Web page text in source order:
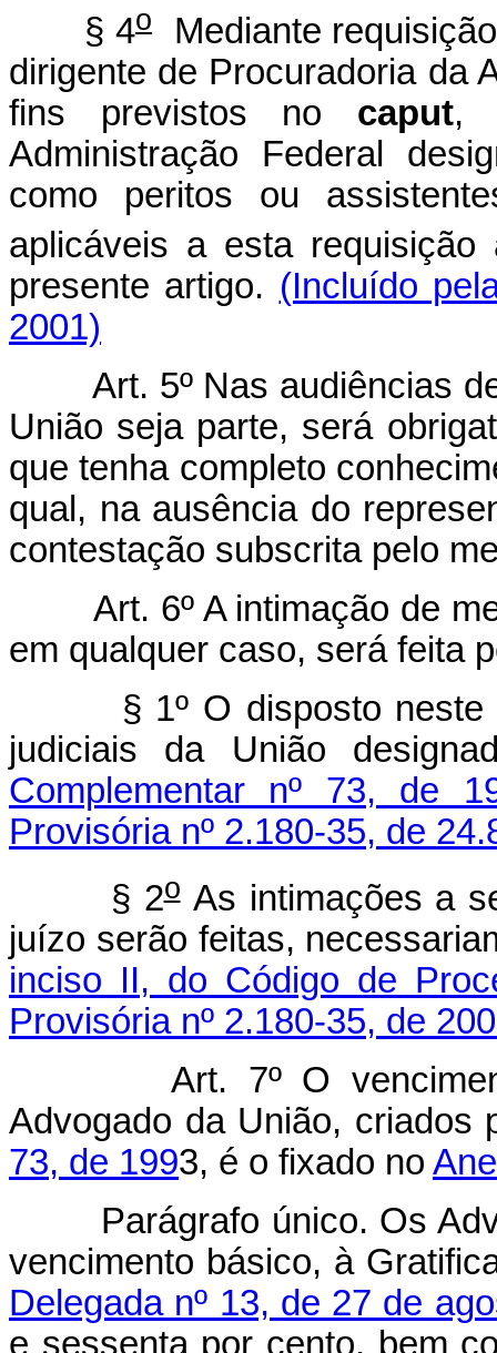
§ 4o
Mediante
dirigente de Procuradoria da
fins previstos no caput,
Administração Federal
como peritos ou
aplicáveis a esta
presente artigo. (Incluído
2001)
Art. 5º Nas audiências de
União seja parte, será
que tenha completo
qual, na ausência do
contestação subscrita pelo
Art. 6º A intimação de
em qualquer caso, será feita
§ 1º O disposto neste
judiciais da União
Complementar nº 73, de
Provisória nº 2.180-35, de
§ 2o As intimações a
juízo serão feitas,
inciso II, do Código de
Provisória nº 2.180-35, de
Art. 7º O vencimento
Advogado da União, criados
73, de 1993, é o fixado no
Parágrafo único. Os
vencimento básico, à
Delegada nº 13, de 27 de
e sessenta por cento, bem